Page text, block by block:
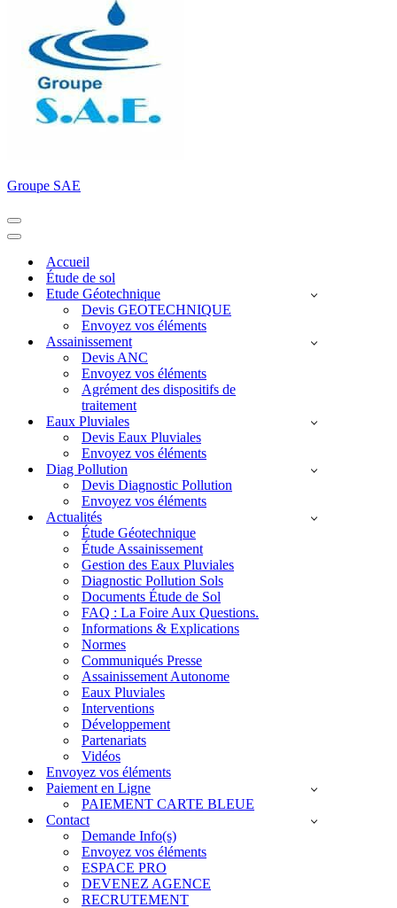
Groupe SAE
Menu
de
Menu
navigationAccueil
Étude de sol
Etude Géotechnique
Devis GEOTECHNIQUE
Envoyez vos éléments
Assainissement
Devis ANC
Envoyez vos éléments
Agrément des dispositifs de
traitement
Eaux Pluviales
Devis Eaux Pluviales
Envoyez vos éléments
Diag Pollution
Devis Diagnostic Pollution
Envoyez vos éléments
Actualités
Étude Géotechnique
Étude Assainissement
Gestion des Eaux Pluviales
Diagnostic Pollution Sols
Documents Étude de Sol
FAQ : La Foire Aux Questions.
Informations & Explications
Normes
Communiqués Presse
Assainissement Autonome
Eaux Pluviales
Interventions
Développement
Partenariats
Vidéos
Envoyez vos éléments
Paiement en Ligne
PAIEMENT CARTE BLEUE
Contact
Demande Info(s)
Envoyez vos éléments
ESPACE PRO
DEVENEZ AGENCE
RECRUTEMENT